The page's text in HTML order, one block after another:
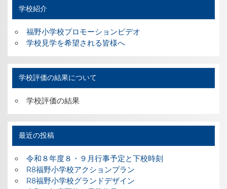
学校紹介
福野小学校プロモーションビデオ
学校見学を希望される皆様へ
学校評価の結果について
学校評価の結果
最近の投稿
令和８年度８・９月行事予定と下校時刻
R8福野小学校アクションプラン
R8福野小学校グランドデザイン